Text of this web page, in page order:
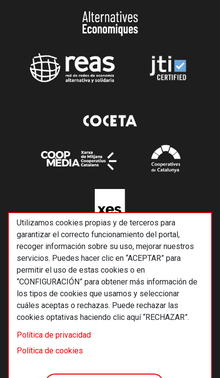
Utilizamos cookies propias y de terceros para
garantizar el correcto funcionamiento del portal,
recoger información sobre su uso, mejorar nuestros
servicios. Puedes hacer clic en “ACEPTAR” para
permitir el uso de estas cookies o en
“CONFIGURACIÓN” para obtener más información de
los tipos de cookies que usamos y seleccionar
cuáles aceptas o rechazas. Puede rechazar las
cookies optativas haciendo clic aquí “RECHAZAR”.
Política de privacidad
Política de cookies
© 2026 Alternativas económicas SCCL
Footer
Términos y condiciones de uso
Política de cookies